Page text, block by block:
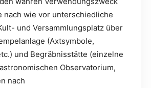
nach wie vor unterschiedliche
und Versammlungsplatz über
(Axtsymbole,
und Begräbnisstätte (einzelne
Observatorium,
nach